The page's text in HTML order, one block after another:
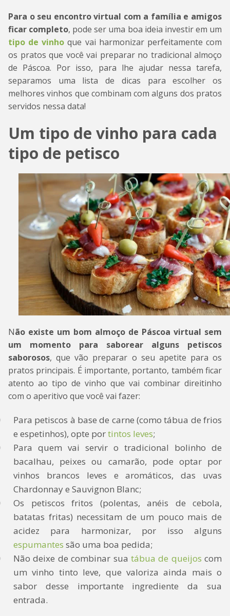
Para o seu encontro virtual com a família e amigos
ficar completo, pode ser uma boa ideia investir em um
tipo de vinho que vai harmonizar perfeitamente com
os pratos que você vai preparar no tradicional almoço
de Páscoa. Por isso, para lhe ajudar nessa tarefa,
separamos uma lista de dicas para escolher os
melhores vinhos que combinam com alguns dos pratos
servidos nessa data!
Um tipo de vinho para cada
tipo de petisco
Não existe um bom almoço de Páscoa virtual sem
um momento para saborear alguns petiscos
saborosos, que vão preparar o seu apetite para os
pratos principais. É importante, portanto, também ficar
atento ao tipo de vinho que vai combinar direitinho
com o aperitivo que você vai fazer:
Para petiscos à base de carne (como tábua de frios
e espetinhos), opte portintos leves;
Para quem vai servir o tradicional bolinho de
bacalhau, peixes ou camarão, pode optar por
vinhos brancos leves e aromáticos, das uvas
Chardonnay e Sauvignon Blanc;
Os petiscos fritos (polentas, anéis de cebola,
batatas fritas) necessitam de um pouco mais de
acidez para harmonizar, por isso alguns
espumantes são uma boa pedida;
Não deixe de combinar sua tábua de queijos com
um vinho tinto leve, que valoriza ainda mais o
sabor desse importante ingrediente da sua
entrada.